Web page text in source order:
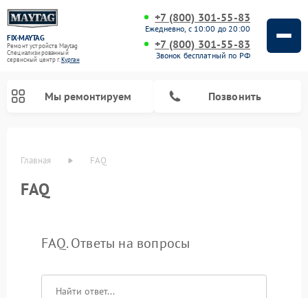
FIX-MAYTAG
Ремонт устройств Maytag
Специализированный
cервисный центр г.Курган
+7 (800) 301-55-83
Ежедневно, с 10:00 до 20:00
+7 (800) 301-55-83
Звонок бесплатный по РФ
Мы ремонтируем Позвонить
Главная FAQ
FAQ
FAQ. Ответы на вопросы